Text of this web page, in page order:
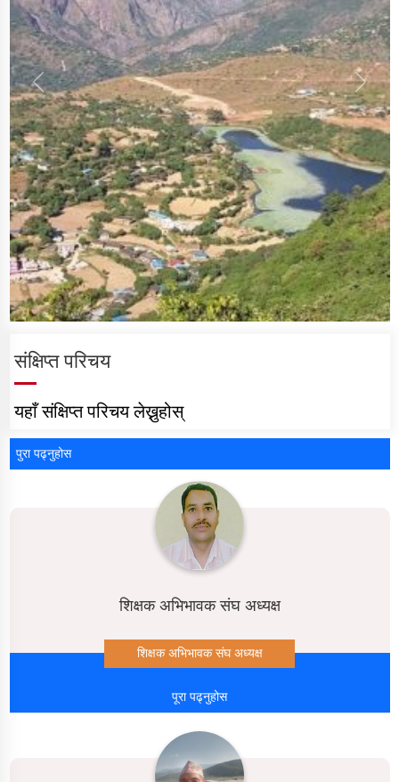
संक्षिप्त परिचय
यहाँ संक्षिप्त परिचय लेख्नुहोस्
पुरा पढ्नुहोस
शिक्षक अभिभावक संघ अध्यक्ष
शिक्षक अभिभावक संघ अध्यक्ष
पूरा पढ्नुहोस